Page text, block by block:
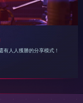
人人獲勝的分享模式！